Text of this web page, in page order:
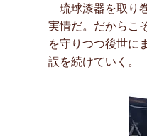
琉球漆器を取り
実情だ。だからこ
を守りつつ後世に
誤を続けていく。